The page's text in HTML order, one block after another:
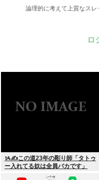
論理的に考えて上質なス
ロ
ᝰ✍この道23年の彫り師「タトゥ
ー入れてる奴は全員バカです」